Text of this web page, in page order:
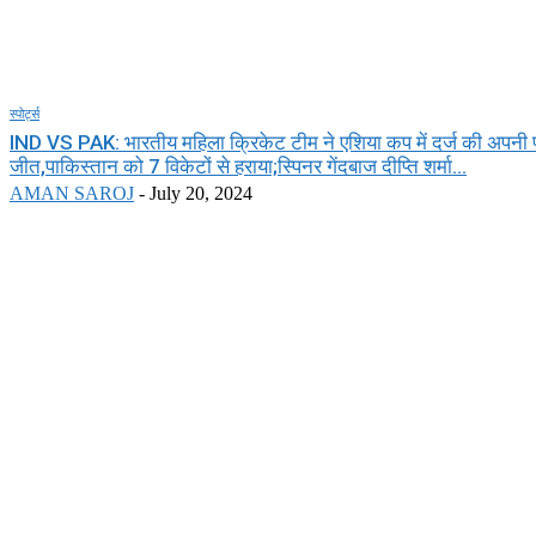
स्पोर्ट्स
IND VS PAK: भारतीय महिला क्रिकेट टीम ने एशिया कप में दर्ज की अपनी
जीत,पाकिस्तान को 7 विकेटों से हराया;स्पिनर गेंदबाज दीप्ति शर्मा...
AMAN SAROJ - July 20, 2024